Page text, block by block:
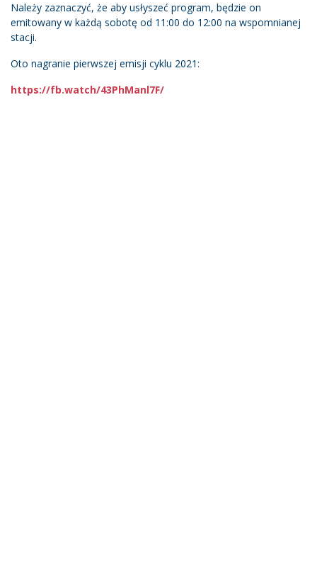
Należy zaznaczyć, że aby usłyszeć program, będzie on
emitowany w każdą sobotę od 11:00 do 12:00 na wspomnianej
stacji.
Oto nagranie pierwszej emisji cyklu 2021:
https://fb.watch/43PhManl7F/